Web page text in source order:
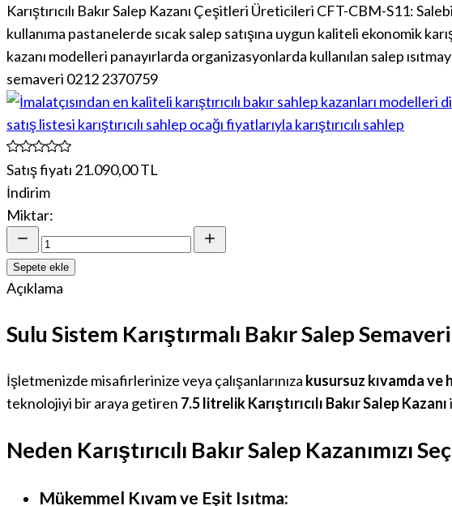
Karıştırıcılı Bakır Salep Kazanı Çeşitleri Üreticileri CFT-CBM-S11:
kullanıma pastanelerde sıcak salep satışına uygun kaliteli ekonomik
kazanı modelleri panayırlarda organizasyonlarda kullanılan salep
semaveri 0212 2370759
Satış fiyatı 21.090,00 TL
İndirim
Miktar:
Sepete ekle
Açıklama
Sulu Sistem Karıştırmalı Bakır Salep
İşletmenizde misafirlerinize veya çalışanlarınıza kusursuz kıvamda ve
teknolojiyi bir araya getiren 7.5 litrelik Karıştırıcılı Bakır Salep Kazanı
Neden Karıştırıcılı Bakır Salep Kazanımızı
Mükemmel Kıvam ve Eşit Isıtma: